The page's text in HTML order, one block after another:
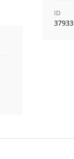
ID
37933